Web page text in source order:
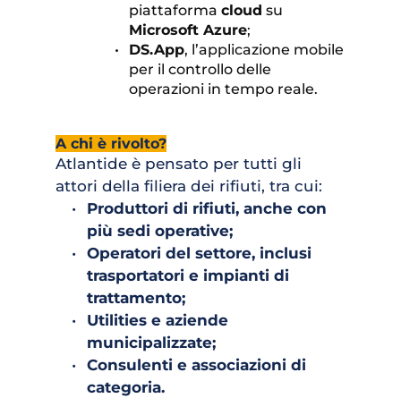
piattaforma cloud
Microsoft Azure;
DS.App, l’applicazione mobile
per il controllo delle
operazioni in tempo reale.
A chi è rivolto?
Atlantide è pensato per tutti gli
attori della filiera dei rifiuti, tra cui:
Produttori di rifiuti, anche con
più sedi operative;
Operatori del settore, inclusi
trasportatori e impianti di
trattamento;
Utilities e aziende
municipalizzate;
Consulenti e associazioni di
categoria.